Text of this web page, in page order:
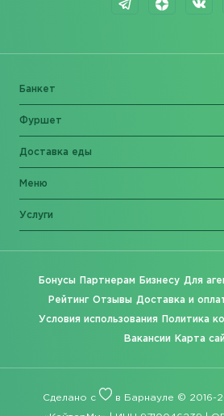
Банкет
Фуршет
Доставка еды
Меню
Услуги
Бонусы Партнерам Бизнесу Для
Рейтинг Отзывы Доставка и
Условия использования Политика
Вакансии Карта
Сделано с в Барнауле © 2016-